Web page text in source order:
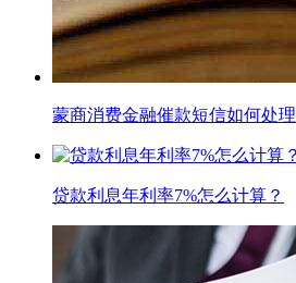
蒙商消费金融催款短信如何处理
贷款利息年利率7%怎么计算？